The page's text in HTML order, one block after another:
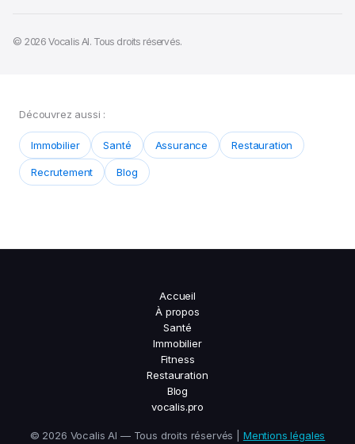
© 2026 Vocalis AI. Tous droits réservés.
Découvrez aussi :
Immobilier Santé Assurance Restauration
Recrutement Blog
Accueil
À propos
Santé
Immobilier
Fitness
Restauration
Blog
vocalis.pro
© 2026 Vocalis AI — Tous droits réservés | Mentions légales